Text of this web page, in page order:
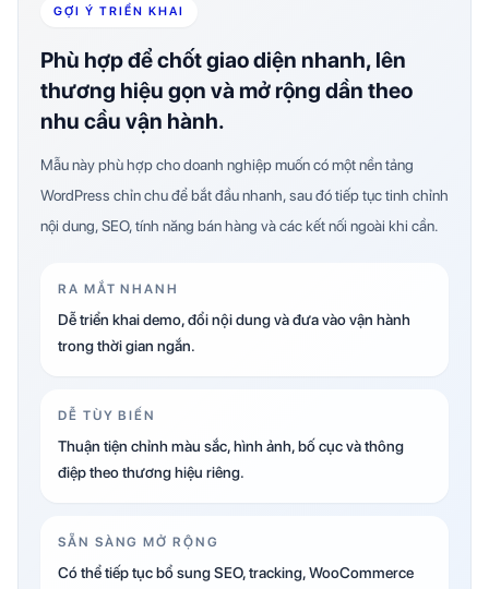
GỢI Ý TRIỂN KHAI
Phù hợp để chốt giao diện nhanh, lên
thương hiệu gọn và mở rộng dần theo
nhu cầu vận hành.
Mẫu này phù hợp cho doanh nghiệp muốn có một nền tảng
WordPress chỉn chu để bắt đầu nhanh, sau đó tiếp tục tinh chỉnh
nội dung, SEO, tính năng bán hàng và các kết nối ngoài khi cần.
RA MẮT NHANH
Dễ triển khai demo, đổi nội dung và đưa vào vận hành
trong thời gian ngắn.
DỄ TÙY BIẾN
Thuận tiện chỉnh màu sắc, hình ảnh, bố cục và thông
điệp theo thương hiệu riêng.
SẴN SÀNG MỞ RỘNG
Có thể tiếp tục bổ sung SEO, tracking, WooCommerce